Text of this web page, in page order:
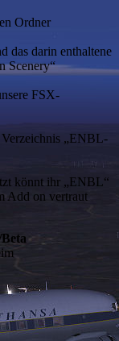
Ordner
das darin enthaltene
Scenery“
FSX-
„ENBL-
könnt ihr „ENBL“
Add on vertraut